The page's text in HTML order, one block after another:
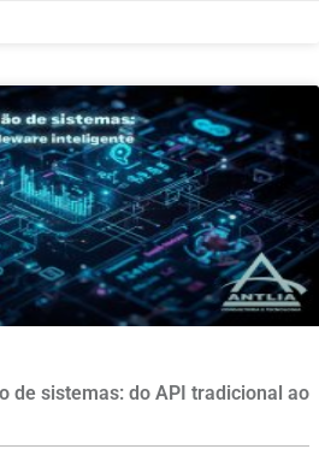
de sistemas: do API tradicional ao